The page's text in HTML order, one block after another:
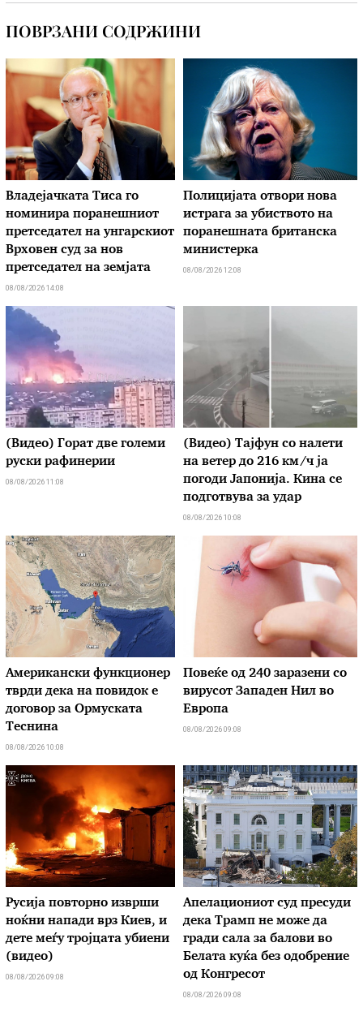
ПОВРЗАНИ СОДРЖИНИ
Владејачката Тиса го
номинира поранешниот
претседател на унгарскиот
Врховен суд за нов
претседател на земјата
08/08/2026 14:08
Полицијата отвори нова
истрага за убиството на
поранешната британска
министерка
08/08/2026 12:08
(Видео) Горат две големи
руски рафинерии
08/08/2026 11:08
(Видео) Тајфун со налети
на ветер до 216 км/ч ја
погоди Јапонија. Кина се
подготвува за удар
08/08/2026 10:08
Американски функционер
тврди дека на повидок е
договор за Ормуската
Теснина
08/08/2026 10:08
Повеќе од 240 заразени со
вирусот Западен Нил во
Европа
08/08/2026 09:08
Русија повторно изврши
ноќни напади врз Киев, и
дете меѓу тројцата убиени
(видео)
08/08/2026 09:08
Апелациониот суд пресуди
дека Трамп не може да
гради сала за балови во
Белата куќа без одобрение
од Конгресот
08/08/2026 09:08